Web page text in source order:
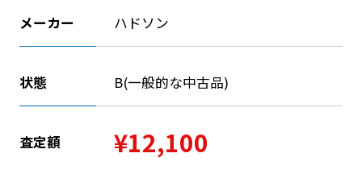
メーカー ハドソン
状態 B(一般的な中古品)
査定額 ¥12,100